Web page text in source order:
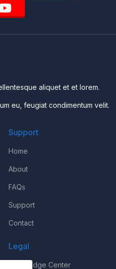
aliquet et et lorem.
eu, feugiat condimentum velit.
Support
Home
About
FAQs
Support
Contact
Legal
Knowledge Center